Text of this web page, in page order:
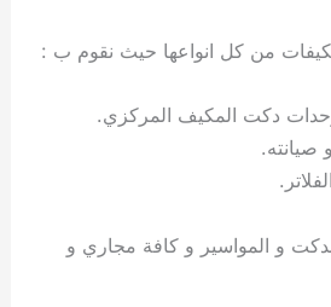
من كل انواعها حيث نقوم ب :
دكت المكيف المركزي.
صيانته.
و المواسير و كافة مجاري و